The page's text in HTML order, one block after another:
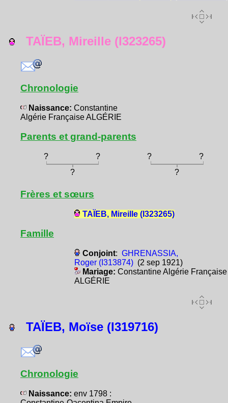
TAÏEB, Mireille (I323265)
Chronologie
Naissance: Constantine
Algérie Française ALGÉRIE
Parents et grand-parents
? ? ?
?
?
?
Frères et sœurs
TAÏEB, Mireille (I323265)
Famille
Conjoint: GHRENASSIA,
Roger (I313874)(2 sep 1921)
Mariage: Constantine Algérie Française
ALGÉRIE
TAÏEB, Moïse (I319716)
Chronologie
Naissance: env 1798 :